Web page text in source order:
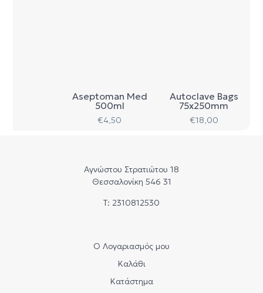
Aseptoman Med
500ml
€4,50
Autoclave Bags
75x250mm
€18,00
Αγνώστου Στρατιώτου 18
Θεσσαλονίκη 546 31
Τ: 2310812530
Ο Λογαριασμός μου
Καλάθι
Κατάστημα